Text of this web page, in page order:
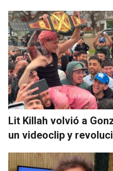
Lit Killah volvió a
un videoclip y